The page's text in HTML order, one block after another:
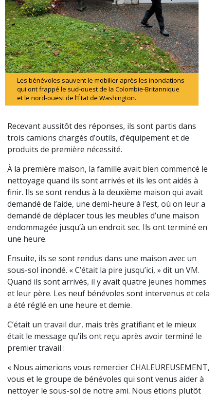
Les bénévoles sauvent le mobilier après les inondations
qui ont frappé le sud-ouest de la Colombie-Britannique
et le nord-ouest de l’État de Washington.
Recevant aussitôt des réponses, ils sont partis dans
trois camions chargés d’outils, d’équipement et de
produits de première nécessité.
À la première maison, la famille avait bien commencé le
nettoyage quand ils sont arrivés et ils les ont aidés à
finir. Ils se sont rendus à la deuxième maison qui avait
demandé de l’aide, une demi-heure à l’est, où on leur a
demandé de déplacer tous les meubles d’une maison
endommagée jusqu’à un endroit sec. Ils ont terminé en
une heure.
Ensuite, ils se sont rendus dans une maison avec un
sous-sol inondé. « C’était la pire jusqu’ici, » dit un VM.
Quand ils sont arrivés, il y avait quatre jeunes hommes
et leur père. Les neuf bénévoles sont intervenus et cela
a été réglé en une heure et demie.
C’était un travail dur, mais très gratifiant et le mieux
était le message qu’ils ont reçu après avoir terminé le
premier travail :
« Nous aimerions vous remercier CHALEUREUSEMENT,
vous et le groupe de bénévoles qui sont venus aider à
nettoyer le sous-sol de notre ami. Nous étions plutôt